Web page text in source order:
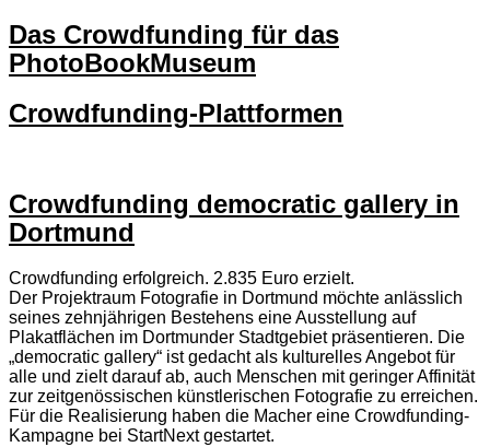
Das Crowdfunding für das
PhotoBookMuseum
Crowdfunding-Plattformen
Crowdfunding democratic gallery in
Dortmund
Crowdfunding erfolgreich. 2.835 Euro erzielt.
Der Projektraum Fotografie in Dortmund möchte anlässlich
seines zehnjährigen Bestehens eine Ausstellung auf
Plakatflächen im Dortmunder Stadtgebiet präsentieren. Die
„democratic gallery“ ist gedacht als kulturelles Angebot für
alle und zielt darauf ab, auch Menschen mit geringer Affinität
zur zeitgenössischen künstlerischen Fotografie zu erreichen.
Für die Realisierung haben die Macher eine Crowdfunding-
Kampagne bei StartNext gestartet.